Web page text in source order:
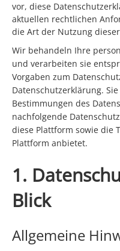
vor, diese
aktuellen rechtlichen
die Art der Nutzung
Wir behandeln Ihre
und verarbeiten sie
Vorgaben zum
Datenschutzerklärung.
Bestimmungen des
nachfolgende
diese Plattform sowie die
Plattform anbietet.
1.
Blick
Allgemeine